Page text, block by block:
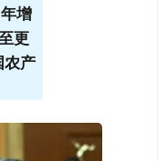
增
更
农产